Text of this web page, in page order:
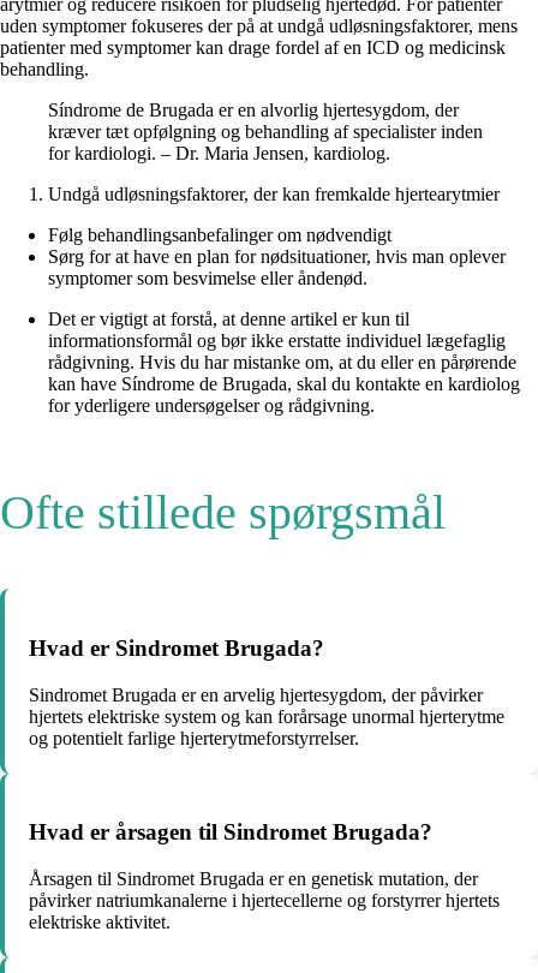
arytmier og reducere risikoen for pludselig hjertedød. For patienter
uden symptomer fokuseres der på at undgå udløsningsfaktorer, mens
patienter med symptomer kan drage fordel af en ICD og medicinsk
behandling.
Síndrome de Brugada er en alvorlig hjertesygdom, der
kræver tæt opfølgning og behandling af specialister inden
for kardiologi. – Dr. Maria Jensen, kardiolog.
Undgå udløsningsfaktorer, der kan fremkalde hjertearytmier
Følg behandlingsanbefalinger om nødvendigt
Sørg for at have en plan for nødsituationer, hvis man oplever
symptomer som besvimelse eller åndenød.
Det er vigtigt at forstå, at denne artikel er kun til
informationsformål og bør ikke erstatte individuel lægefaglig
rådgivning. Hvis du har mistanke om, at du eller en pårørende
kan have Síndrome de Brugada, skal du kontakte en kardiolog
for yderligere undersøgelser og rådgivning.
Ofte stillede spørgsmål
Hvad er Sindromet Brugada?
Sindromet Brugada er en arvelig hjertesygdom, der påvirker
hjertets elektriske system og kan forårsage unormal hjerterytme
og potentielt farlige hjerterytmeforstyrrelser.
Hvad er årsagen til Sindromet Brugada?
Årsagen til Sindromet Brugada er en genetisk mutation, der
påvirker natriumkanalerne i hjertecellerne og forstyrrer hjertets
elektriske aktivitet.